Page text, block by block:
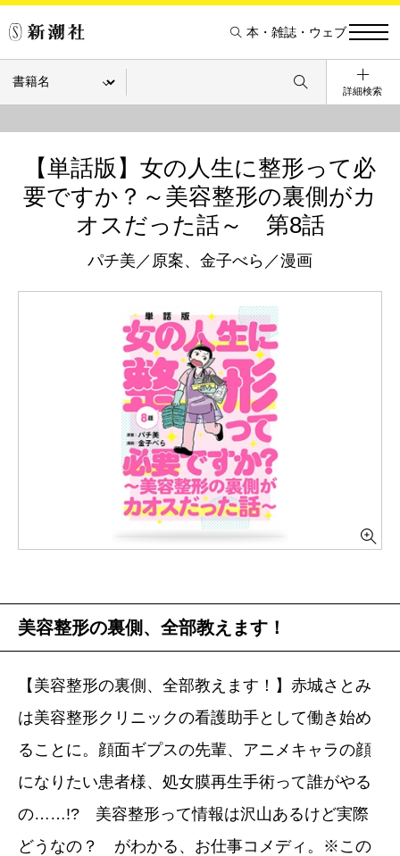
本・雑誌・ウェブ
詳細検索
【単話版】女の人生に整形って必
要ですか？～美容整形の裏側がカ
オスだった話～ 第8話
パチ美／原案、金子べら／漫画
美容整形の裏側、全部教えます！
【美容整形の裏側、全部教えます！】赤城さとみ
は美容整形クリニックの看護助手として働き始め
ることに。顔面ギプスの先輩、アニメキャラの顔
になりたい患者様、処女膜再生手術って誰がやる
の……!? 美容整形って情報は沢山あるけど実際
どうなの？ がわかる、お仕事コメディ。※この